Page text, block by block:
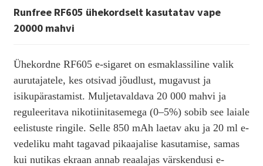
Runfree RF605 ühekordselt kasutatav vape
20000 mahvi
Ühekordne RF605 e-sigaret on esmaklassiline valik
aurutajatele, kes otsivad jõudlust, mugavust ja
isikupärastamist. Muljetavaldava 20 000 mahvi ja
reguleeritava nikotiinitasemega (0–5%) sobib see laiale
eelistuste ringile. Selle 850 mAh laetav aku ja 20 ml e-
vedeliku maht tagavad pikaajalise kasutamise, samas
kui nutikas ekraan annab reaalajas värskendusi e-